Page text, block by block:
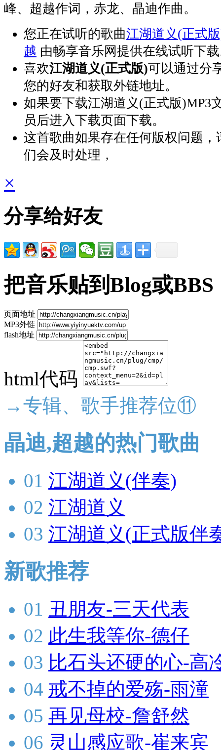
峰、超越作词，赤龙、晶迪作曲。
您正在试听的歌曲江湖道义(正式
越 由畅享音乐网提供在线试听下
喜欢江湖道义(正式版)可以通过分
您的好友和获取外链地址。
如果要下载江湖道义(正式版)MP3
员后进入下载页面下载。
这首歌曲如果存在任何版权问题，
们会及时处理，
×
分享给好友
把音乐贴到Blog或BBS
页面地址
MP3外链
flash地址
html代码
→专辑、歌手推荐位⑪
晶迪,超越的热门歌曲
01 江湖道义(伴奏)
02 江湖道义
03 江湖道义(正式版伴
新歌推荐
01 丑朋友-三天代表
02 此生我等你-德仔
03 比石头还硬的心-高
04 戒不掉的爱殇-雨潼
05 再见母校-詹舒然
06 灵山感应歌-崔来宾